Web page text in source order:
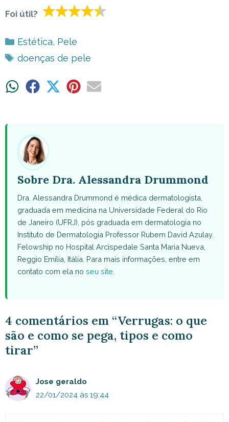
Foi útil?
Categorias
Estética, Pele
Tags
doenças de pele
ShareShare ShareShareShare
Sobre Dra. Alessandra Drummond
Dra. Alessandra Drummond é médica dermatologista,
graduada em medicina na Universidade Federal do Rio
de Janeiro (UFRJ), pós graduada em dermatologia no
Instituto de Dermatologia Professor Rubem David Azulay.
Felowship no Hospital Arcispedale Santa Maria Nueva,
Reggio Emília, Itália. Para mais informações, entre em
contato com ela no seu site
4 comentários em “Verrugas: o que
são e como se pega, tipos e como
tirar”
Jose geraldo
22/01/2024 às 19:44